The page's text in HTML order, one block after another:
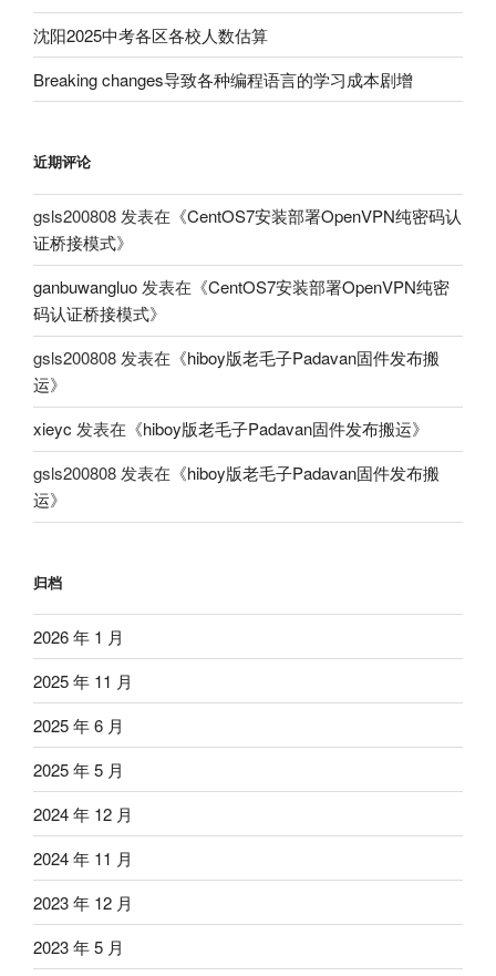
沈阳2025中考各区各校人数估算
Breaking changes导致各种编程语言的学习成本剧增
近期评论
gsls200808发表在《CentOS7安装部署OpenVPN纯密码认
证桥接模式》
ganbuwangluo发表在《CentOS7安装部署OpenVPN纯密
码认证桥接模式》
gsls200808发表在《hiboy版老毛子Padavan固件发布搬
运》
xieyc 发表在《hiboy版老毛子Padavan固件发布搬运》
gsls200808发表在《hiboy版老毛子Padavan固件发布搬
运》
归档
2026 年 1 月
2025 年 11 月
2025 年 6 月
2025 年 5 月
2024 年 12 月
2024 年 11 月
2023 年 12 月
2023 年 5 月